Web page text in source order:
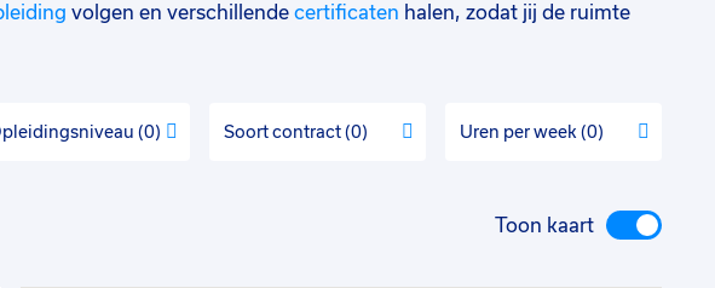
volgen en verschillende certificaten halen, zodat jij de ruimte
0 Soort contract 0 Uren per week 0
Toon kaart